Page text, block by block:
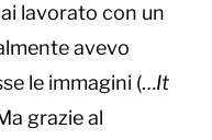
lavorato con un
avevo
le immagini (…It
grazie al